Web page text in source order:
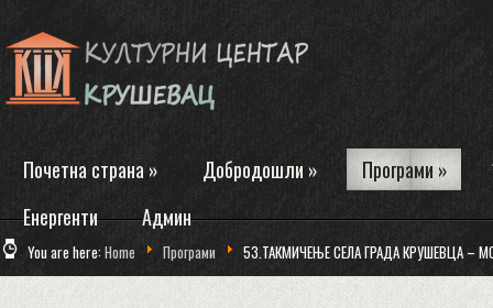
Почетна страна » Добродошли » Програми »
Енергенти
Админ
You are here:Home Програми 53.ТАКМИЧЕЊЕ СЕЛА ГРАДА КРУШЕВЦА –